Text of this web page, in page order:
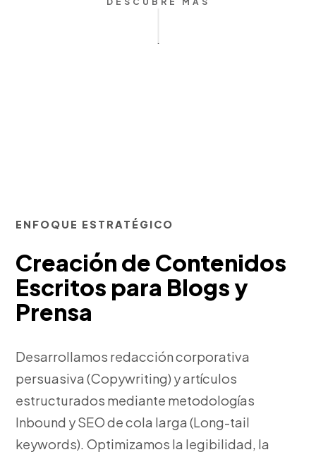
ENFOQUE ESTRATÉGICO
Creación de Contenidos
Escritos para Blogs y
Prensa
Desarrollamos redacción corporativa
persuasiva (Copywriting) y artículos
estructurados mediante metodologías
Inbound y SEO de cola larga (Long-tail
keywords). Optimizamos la legibilidad, la